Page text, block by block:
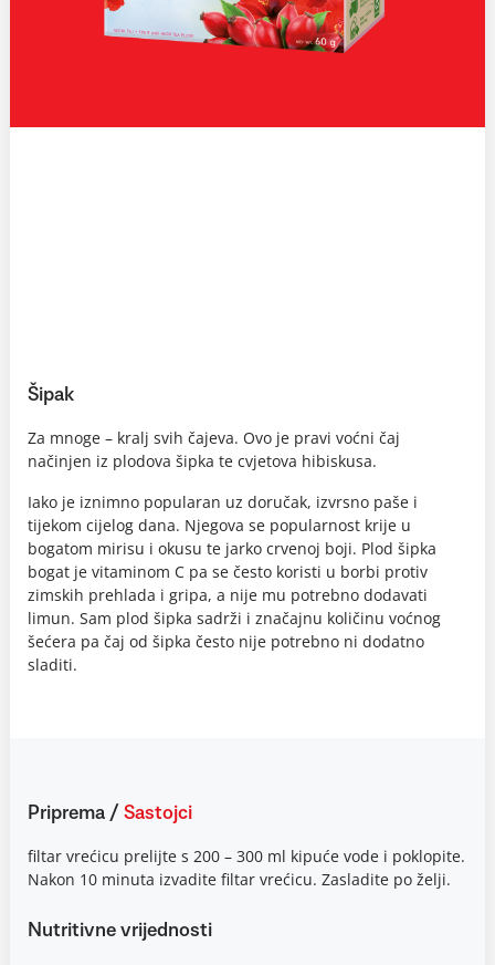
Šipak
Za mnoge – kralj svih čajeva. Ovo je pravi voćni čaj
načinjen iz plodova šipka te cvjetova hibiskusa.
Iako je iznimno popularan uz doručak, izvrsno paše i
tijekom cijelog dana. Njegova se popularnost krije u
bogatom mirisu i okusu te jarko crvenoj boji. Plod šipka
bogat je vitaminom C pa se često koristi u borbi protiv
zimskih prehlada i gripa, a nije mu potrebno dodavati
limun. Sam plod šipka sadrži i značajnu količinu voćnog
šećera pa čaj od šipka često nije potrebno ni dodatno
sladiti.
Priprema / Sastojci
filtar vrećicu prelijte s 200 – 300 ml kipuće vode i poklopite.
Nakon 10 minuta izvadite filtar vrećicu. Zasladite po želji.
Nutritivne vrijednosti